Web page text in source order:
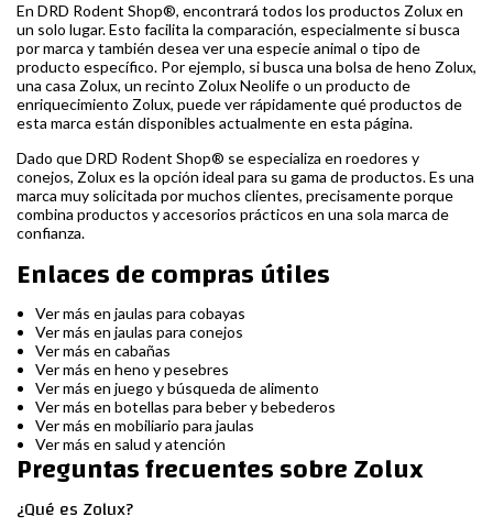
En DRD Rodent Shop®, encontrará todos los productos Zolux en
un solo lugar. Esto facilita la comparación, especialmente si busca
por marca y también desea ver una especie animal o tipo de
producto específico. Por ejemplo, si busca una bolsa de heno Zolux,
una casa Zolux, un recinto Zolux Neolife o un producto de
enriquecimiento Zolux, puede ver rápidamente qué productos de
esta marca están disponibles actualmente en esta página.
Dado que DRD Rodent Shop® se especializa en roedores y
conejos, Zolux es la opción ideal para su gama de productos. Es una
marca muy solicitada por muchos clientes, precisamente porque
combina productos y accesorios prácticos en una sola marca de
confianza.
Enlaces de compras útiles
Ver más en jaulas para cobayas
Ver más en jaulas para conejos
Ver más en cabañas
Ver más en heno y pesebres
Ver más en juego y búsqueda de alimento
Ver más en botellas para beber y bebederos
Ver más en mobiliario para jaulas
Ver más en salud y atención
Preguntas frecuentes sobre Zolux
¿Qué es Zolux?